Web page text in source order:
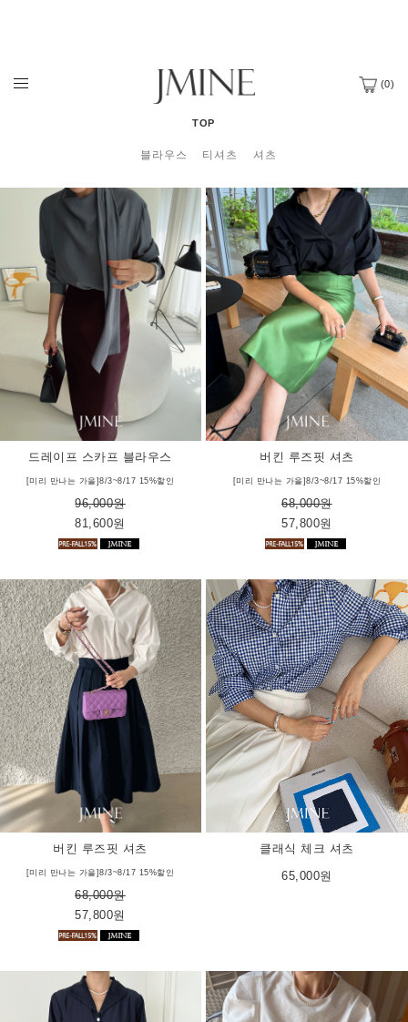
(0)
TOP
블라우스 티셔츠 셔츠
드레이프 스카프 블라우스
[미리 만나는 가을]8/3~8/17 15%할인
96,000원
81,600원
버킨 루즈핏 셔츠
[미리 만나는 가을]8/3~8/17 15%할인
68,000원
57,800원
버킨 루즈핏 셔츠
[미리 만나는 가을]8/3~8/17 15%할인
68,000원
57,800원
클래식 체크 셔츠
65,000원